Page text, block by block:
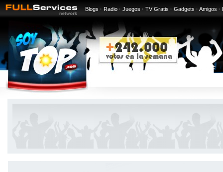
Blogs · Radio · Juegos · TV Gratis · Gadgets · Amigos ·